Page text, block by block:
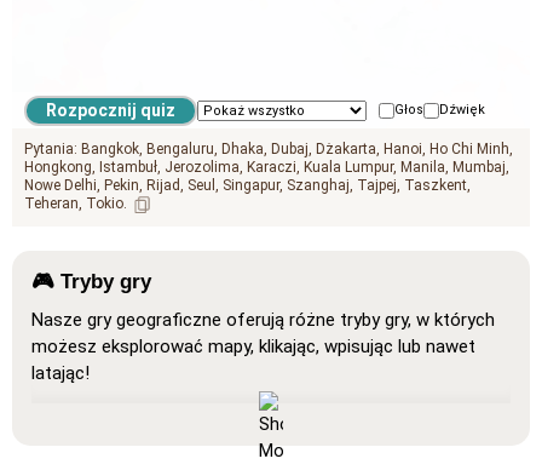
Głos Dźwięk
Pytania: Bangkok Bengaluru Dhaka Dubaj Dżakarta Hanoi
Ho Chi Minh
Hongkong
Istambuł Jerozolima Karaczi Kuala Lumpur Manila
Mumbaj
Nowe Delhi
Pekin Rijad Seul Singapur Szanghaj Tajpej Taszkent
Teheran Tokio
🎮 Tryby gry
Nasze gry geograficzne oferują różne tryby gry, w których
możesz eksplorować mapy, klikając, wpisując lub nawet
latając!
: Tryb nauki, w którym wszystkie
lokalizacje są widoczne na mapie, co ułatwia